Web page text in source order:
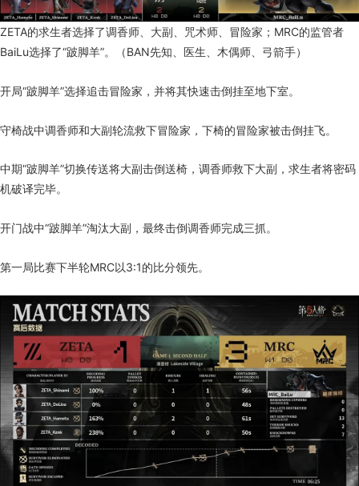
ZETA的求生者选择了调香师、大副、咒术师、冒险家；MRC的监管者
BaiLu选择了“跛脚羊”。（BAN先知、医生、木偶师、弓箭手）
开局“跛脚羊”选择追击冒险家，并将其快速击倒挂至地下室。
守椅战中调香师和大副轮流救下冒险家，下椅的冒险家被击倒挂飞。
中期“跛脚羊”切换传送将大副击倒送椅，调香师救下大副，求生者将密码
机破译完毕。
开门战中“跛脚羊”淘汰大副，最终击倒调香师完成三抓。
第一局比赛下半轮MRC以3:1的比分领先。